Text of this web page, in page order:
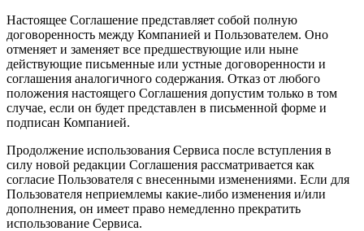
Настоящее Соглашение представляет собой полную
договоренность между Компанией и Пользователем. Оно
отменяет и заменяет все предшествующие или ныне
действующие письменные или устные договоренности и
соглашения аналогичного содержания. Отказ от любого
положения настоящего Соглашения допустим только в том
случае, если он будет представлен в письменной форме и
подписан Компанией.
Продолжение использования Сервиса после вступления в
силу новой редакции Соглашения рассматривается как
согласие Пользователя с внесенными изменениями. Если для
Пользователя неприемлемы какие-либо изменения и/или
дополнения, он имеет право немедленно прекратить
использование Сервиса.